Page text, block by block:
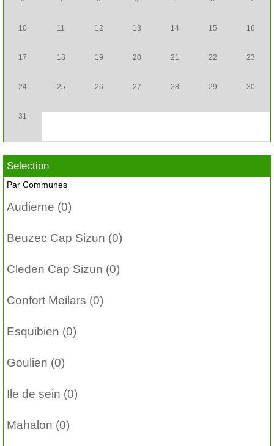
10 11 12 13 14 15 16
17 18 19 20 21 22 23
24 25 26 27 28 29 30
31
Selection
Par Communes
Audierne (0)
Beuzec Cap Sizun (0)
Cleden Cap Sizun (0)
Confort Meilars (0)
Esquibien (0)
Goulien (0)
Ile de sein (0)
Mahalon (0)